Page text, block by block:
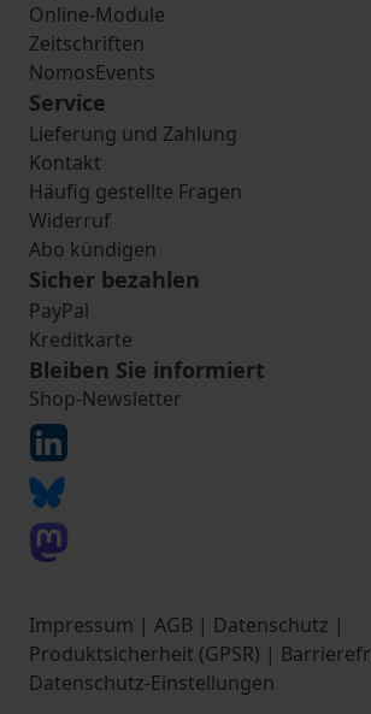
Online-Module
Zeitschriften
NomosEvents
Service
Lieferung und Zahlung
Kontakt
Häufig gestellte Fragen
Widerruf
Abo kündigen
Sicher bezahlen
PayPal
Kreditkarte
Bleiben Sie informiert
Shop-Newsletter
Impressum | AGB | Datenschutz |
Produktsicherheit (GPSR) |
Datenschutz-Einstellungen